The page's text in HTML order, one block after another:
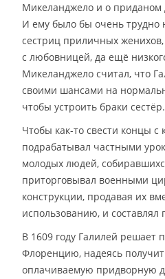
Микеланджело и о приданом
И ему было бы очень
сестриц приличных
с любовницей, да ещё
Микеланджело считал, что
своими шансами на
чтобы устроить браки сестёр.
Чтобы как-то свести концы с
подрабатывал частными
молодых людей,
приторговывал военными
конструкции, продавая их
использованию, и составлял
В 1609 году Галилей решает
Флоренцию, надеясь
оплачиваемую придворную